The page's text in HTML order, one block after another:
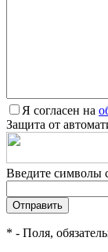
Я согласен на
Защита от
Введите символы
* - Поля,